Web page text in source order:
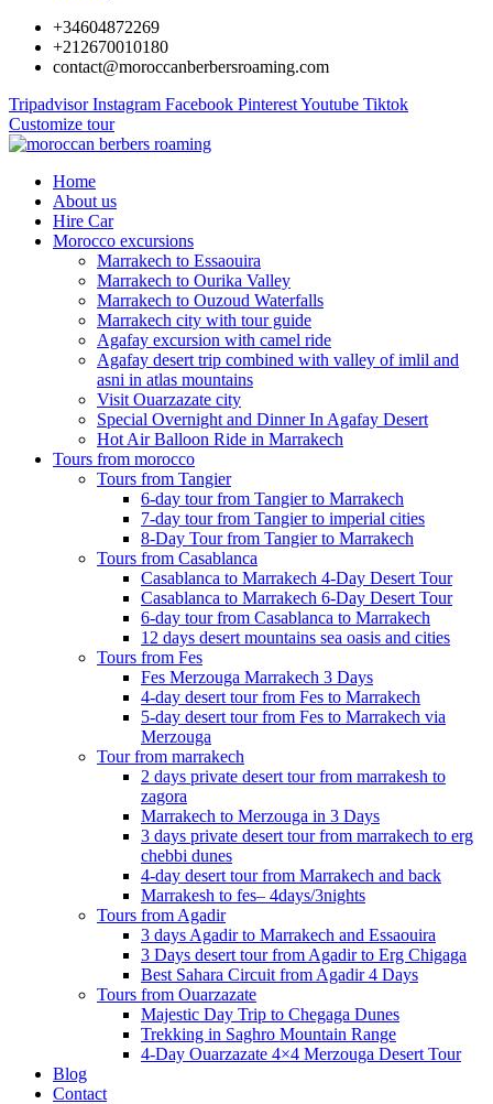
+34604872269
+212670010180
contact@moroccanberbersroaming.com
Tripadvisor Instagram Facebook PinterestYoutube Tiktok
Customize tour
Home
About us
Hire Car
Morocco excursions
Marrakech to Essaouira
Marrakech to Ourika Valley
Marrakech to Ouzoud Waterfalls
Marrakech city with tour guide
Agafay excursion with camel ride
Agafay desert trip combined with valley of imlil and
asni in atlas mountains
Visit Ouarzazate city
Special Overnight and Dinner In Agafay Desert
Hot Air Balloon Ride in Marrakech
Tours from morocco
Tours from Tangier
6-day tour from Tangier to Marrakech
7-day tour from Tangier to imperial cities
8-Day Tour from Tangier to Marrakech
Tours from Casablanca
Casablanca to Marrakech 4-Day Desert Tour
Casablanca to Marrakech 6-Day Desert Tour
6-day tour from Casablanca to Marrakech
12 days desert mountains sea oasis and cities
Tours from Fes
Fes Merzouga Marrakech 3 Days
4-day desert tour from Fes to Marrakech
5-day desert tour from Fes to Marrakech via
Merzouga
Tour from marrakech
2 days private desert tour from marrakesh to
zagora
Marrakech to Merzouga in 3 Days
3 days private desert tour from marrakech to erg
chebbi dunes
4-day desert tour from Marrakech and back
Marrakesh to fes– 4days/3nights
Tours from Agadir
3 days Agadir to Marrakech and Essaouira
3 Days desert tour from Agadir to Erg Chigaga
Best Sahara Circuit from Agadir 4 Days
Tours from Ouarzazate
Majestic Day Trip to Chegaga Dunes
Trekking in Saghro Mountain Range
4-Day Ouarzazate 4×4 Merzouga Desert Tour
Blog
Contact